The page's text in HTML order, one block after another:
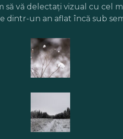
vă delectați vizual cu cel
dintr-un an aflat încă sub